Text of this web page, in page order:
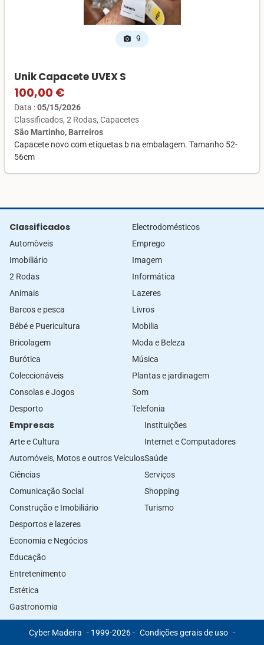
photo_camera 9
Unik Capacete UVEX S
100,00 €
Data :05/15/2026
Classificados 2 Rodas Capacetes
São Martinho, Barreiros
Capacete novo com etiquetas b na embalagem. Tamanho 52-
56cm
Classificados
Automòveis
Imobiliário
2 Rodas
Animais
Barcos e pesca
Bébé e Puericultura
Bricolagem
Burótica
Coleccionáveis
Consolas e Jogos
Desporto
Electrodomésticos
Emprego
Imagem
Informática
Lazeres
Livros
Mobilia
Moda e Beleza
Música
Plantas e jardinagem
Som
Telefonia
Empresas
Arte e Cultura
Automóveis, Motos e outros Veículos
Ciências
Comunicação Social
Construção e Imobiliário
Desportos e lazeres
Economia e Negócios
Educação
Entretenimento
Estética
Gastronomia
Instituições
Internet e Computadores
Saúde
Serviços
Shopping
Turismo
Cyber Madeira - 1999-2026 - Condições gerais de uso -